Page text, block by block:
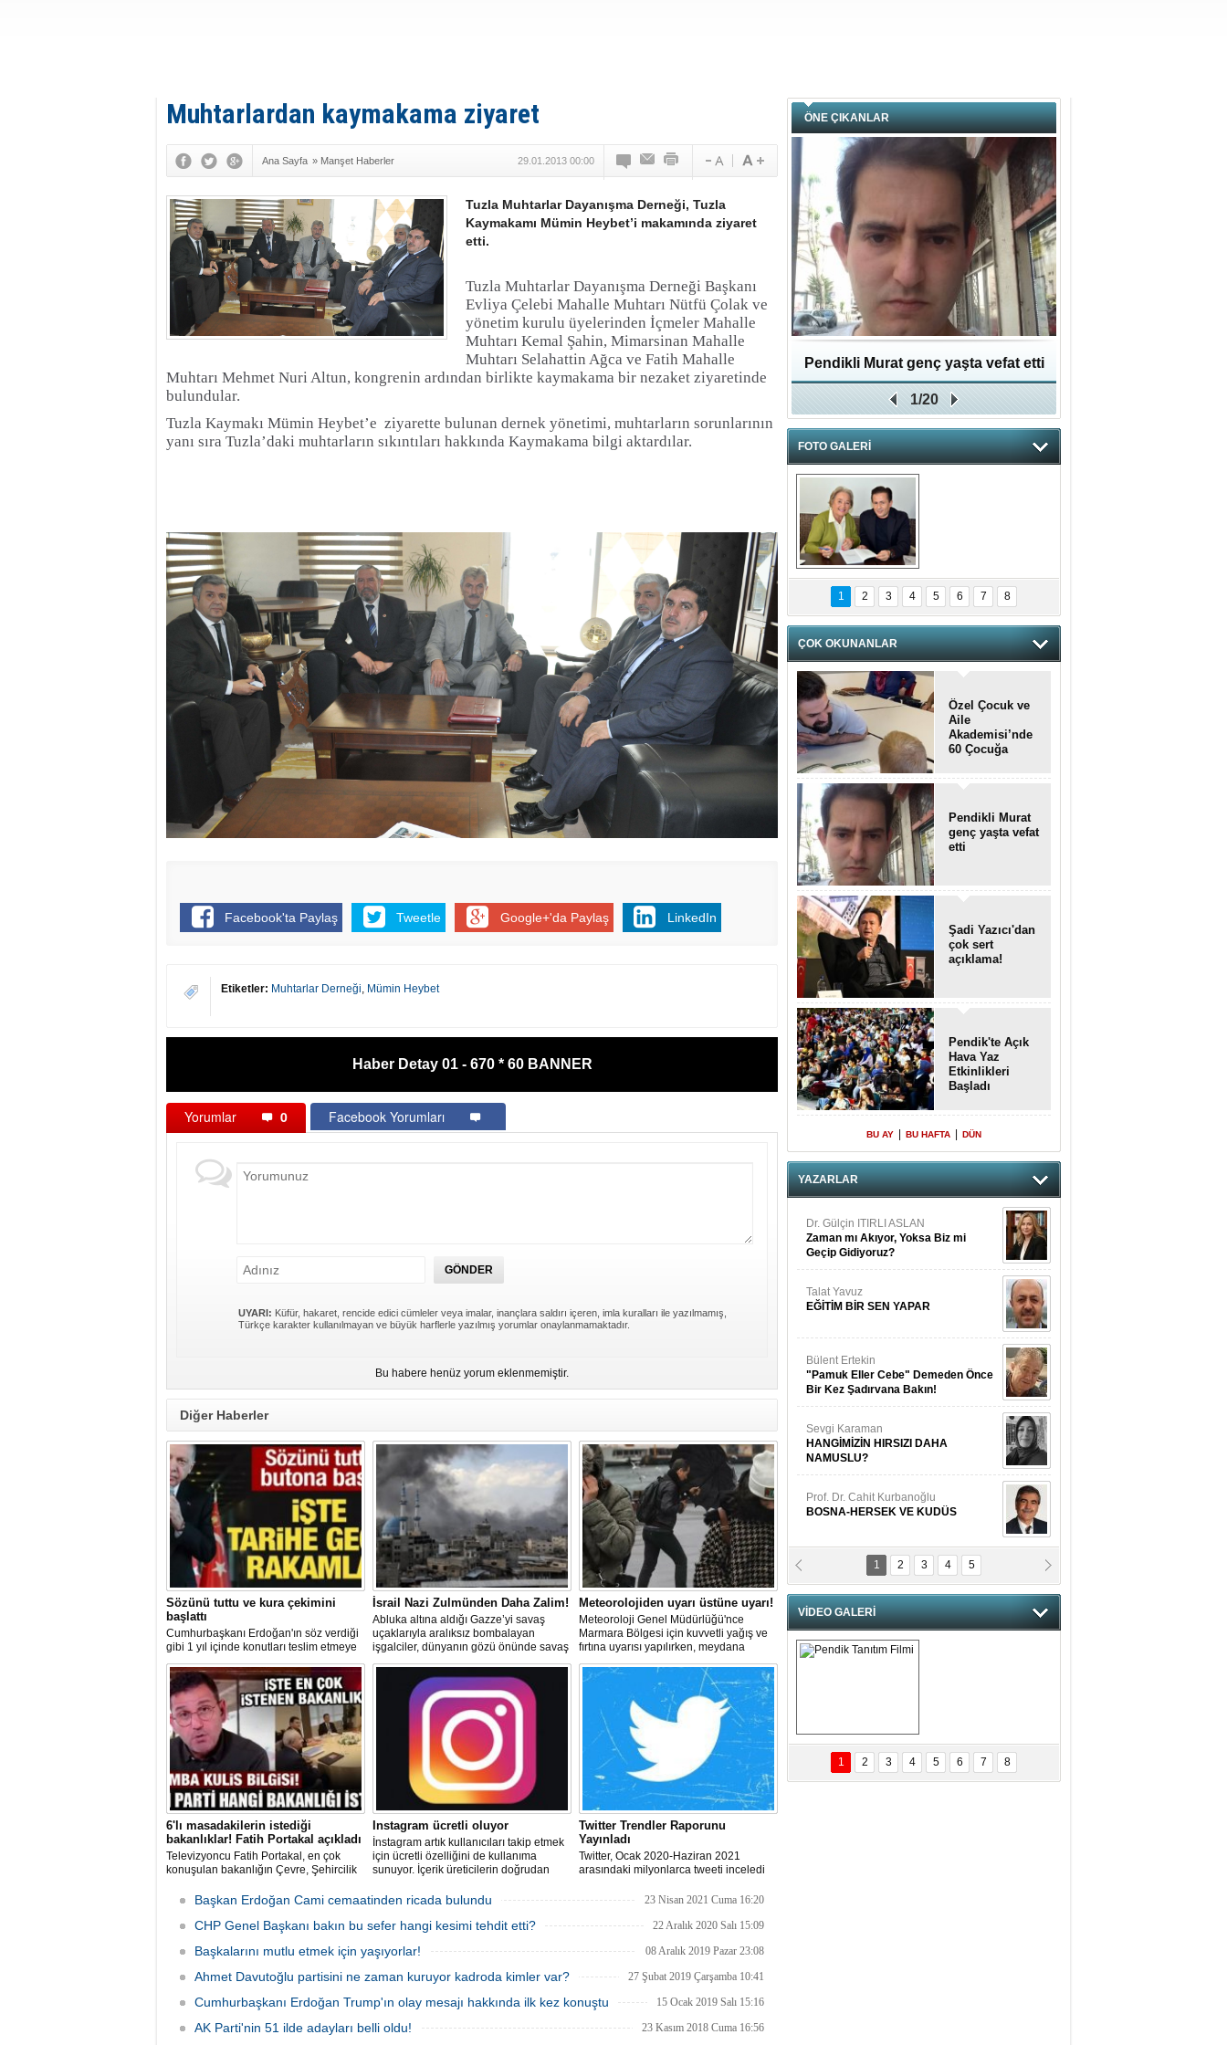
Muhtarlardan kaymakama ziyaret
Ana Sayfa » Manşet Haberler 29.01.2013 00:00
Tuzla Muhtarlar Dayanışma Derneği, Tuzla
Kaymakamı Mümin Heybet’i makamında ziyaret
etti.
Tuzla Muhtarlar Dayanışma Derneği Başkanı
Evliya Çelebi Mahalle Muhtarı Nütfü Çolak ve
yönetim kurulu üyelerinden İçmeler Mahalle
Muhtarı Kemal Şahin, Mimarsinan Mahalle
Muhtarı Selahattin Ağca ve Fatih Mahalle
Muhtarı Mehmet Nuri Altun, kongrenin ardından birlikte kaymakama bir nezaket ziyaretinde
bulundular.
Tuzla Kaymakı Mümin Heybet’e ziyarette bulunan dernek yönetimi, muhtarların sorunlarının
yanı sıra Tuzla’daki muhtarların sıkıntıları hakkında Kaymakama bilgi aktardılar.
Facebook'ta Paylaş Tweetle Google+'da Paylaş LinkedIn
Etiketler: Muhtarlar Derneği, Mümin Heybet
Haber Detay 01 - 670 * 60 BANNER
Yorumlar 0 Facebook Yorumları
UYARI: Küfür, hakaret, rencide edici cümleler veya imalar, inançlara saldırı içeren, imla kuralları ile yazılmamış,
Türkçe karakter kullanılmayan ve büyük harflerle yazılmış yorumlar onaylanmamaktadır.
Bu habere henüz yorum eklenmemiştir.
Diğer Haberler
Sözünü tuttu ve kura çekimini
başlattı
Cumhurbaşkanı Erdoğan'ın söz verdiği
gibi 1 yıl içinde konutları teslim etmeye
başlayan AK Parti hükümeti, 2 ayda 76
bin konut teslim etti. Yılsonuna kadar
200 bin konutun teslim edilmesi
hedefleniyor.
İsrail Nazi Zulmünden Daha Zalim!
Abluka altına aldığı Gazze’yi savaş
uçaklarıyla aralıksız bombalayan
işgalciler, dünyanın gözü önünde savaş
suçu işlerken, Nazileri aratmayan
görüntüler sergiliyorlar.
Meteorolojiden uyarı üstüne uyarı!
Meteoroloji Genel Müdürlüğü'nce
Marmara Bölgesi için kuvvetli yağış ve
fırtına uyarısı yapılırken, meydana
gelebilecek olumsuzluklara karşı
dikkatli olunması istendi.
6'lı masadakilerin istediği
bakanlıklar! Fatih Portakal açıkladı
Televizyoncu Fatih Portakal, en çok
konuşulan bakanlığın Çevre, Şehircilik
söyledi.
Instagram ücretli oluyor
İnstagram artık kullanıcıları takip etmek
için ücretli özelliğini de kullanıma
sunuyor. İçerik üreticilerin doğrudan
abonelik sistemi, ülkemizdeki Instagram
Twitter Trendler Raporunu
Yayınladı
Twitter, Ocak 2020-Haziran 2021
arasındaki milyonlarca tweeti inceledi
yaptığı hakkında daha fazla bilgi
2018- Aralık 2019) tweetleriyle
Başkan Erdoğan Cami cemaatinden ricada bulundu 23 Nisan 2021 Cuma 16:20
CHP Genel Başkanı bakın bu sefer hangi kesimi tehdit etti? 22 Aralık 2020 Salı 15:09
Başkalarını mutlu etmek için yaşıyorlar! 08 Aralık 2019 Pazar 23:08
Ahmet Davutoğlu partisini ne zaman kuruyor kadroda kimler var? 27 Şubat 2019 Çarşamba 10:41
Cumhurbaşkanı Erdoğan Trump'ın olay mesajı hakkında ilk kez konuştu 15 Ocak 2019 Salı 15:16
AK Parti'nin 51 ilde adayları belli oldu! 23 Kasım 2018 Cuma 16:56
ÖNE ÇIKANLAR
Pendikli Murat genç yaşta vefat etti
1/20
FOTO GALERİ
hnzzzna
1 2 3 4 5 6 7 8
ÇOK OKUNANLAR
Özel Çocuk ve
Aile
Akademisi’nde
60 Çocuğa
Pendikli Murat
genç yaşta vefat
etti
Şadi Yazıcı'dan
çok sert
açıklama!
Pendik'te Açık
Hava Yaz
Etkinlikleri
Başladı
BU AY BU HAFTA DÜN
YAZARLAR
Dr. Gülçin ITIRLI ASLAN
Zaman mı Akıyor, Yoksa Biz mi
Geçip Gidiyoruz?
Talat Yavuz
EĞİTİM BİR SEN YAPAR
Bülent Ertekin
"Pamuk Eller Cebe" Demeden Önce
Bir Kez Şadırvana Bakın!
Sevgi Karaman
HANGİMİZİN HIRSIZI DAHA
NAMUSLU?
Prof. Dr. Cahit Kurbanoğlu
BOSNA-HERSEK VE KUDÜS
Fatma Saçak Akbulut
Fatma Daştan
Meftun Olmak
KAFAYI!
Abbas Levent Ertekin
Sanal Medyanın Dijital Savaş Alanı
1 2 3 4 5
VİDEO GALERİ
Pendik Tanıtım
Filmi
1 2 3 4 5 6 7 8